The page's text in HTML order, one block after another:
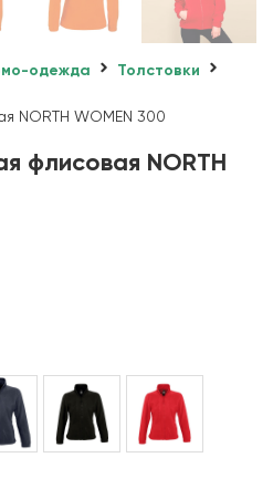
одежда
Толстовки
NORTH WOMEN 300
флисовая NORTH